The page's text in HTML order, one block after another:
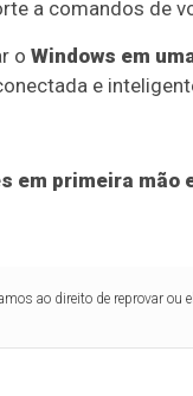
a comandos de
o Windows em
e
em primeira mão
ao direito de reprovar